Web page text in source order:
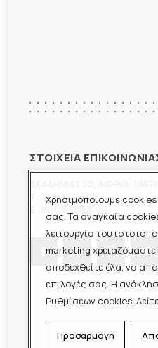
Χρησιμοποιούμε cookies
σας. Τα αναγκαία
λειτουργία του
marketing
αποδεχθείτε όλα, να
επιλογές σας. Η
Ρυθμίσεων cookies.
Προσαρμογή
ΣΤΟΙΧΕΙΑ
210-3675400